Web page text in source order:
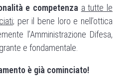
e competenza a tutte le
; per il bene loro e nell’ottica
l’Amministrazione Difesa,
e fondamentale.
è già cominciato!